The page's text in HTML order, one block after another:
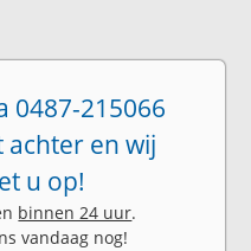
0487-215066
achter en wij
u op!
binnen 24 uur.
vandaag nog!